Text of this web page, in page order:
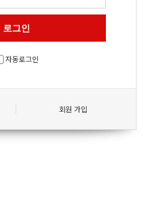
자동로그인
회원 가입